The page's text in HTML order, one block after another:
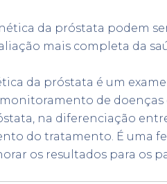
da próstata podem
mais completa da
da próstata é um
de doenças
na diferenciação
do tratamento. É uma
os resultados para os